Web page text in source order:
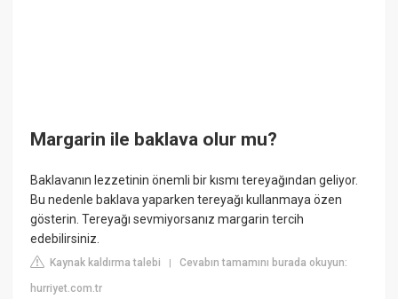
Margarin ile baklava olur mu?
Baklavanın lezzetinin önemli bir kısmı tereyağından geliyor.
Bu nedenle baklava yaparken tereyağı kullanmaya özen
gösterin. Tereyağı sevmiyorsanız margarin tercih
edebilirsiniz.
Kaynak kaldırma talebi |Cevabın tamamını burada okuyun:
hurriyet.com.tr